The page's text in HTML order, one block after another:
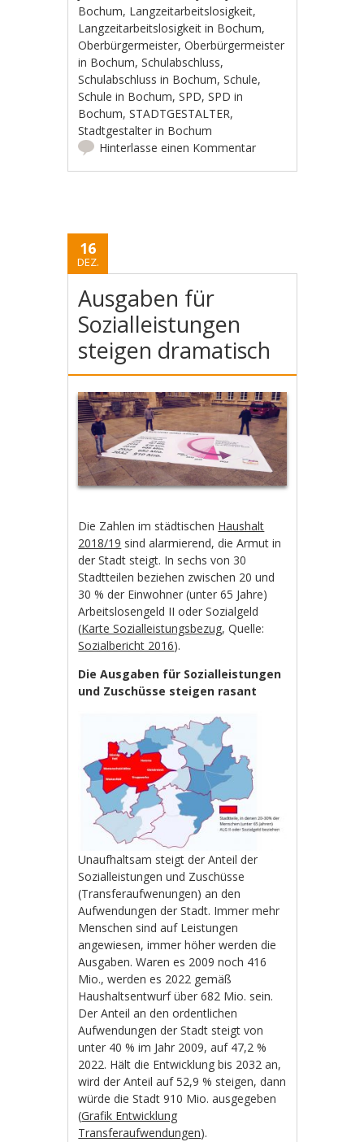
Bochum, Langzeitarbeitslosigkeit,
Langzeitarbeitslosigkeit in Bochum,
Oberbürgermeister,Oberbürgermeister
in Bochum,Schulabschluss,
Schulabschluss in Bochum,Schule,
Schule in Bochum,SPD,SPD in
Bochum,STADTGESTALTER,
Stadtgestalter in Bochum
Hinterlasse einen Kommentar
16
DEZ.
Ausgaben für
Sozialleistungen
steigen dramatisch
Die Zahlen im städtischen Haushalt
2018/19 sind alarmierend, die Armut in
der Stadt steigt. In sechs von 30
Stadtteilen beziehen zwischen 20 und
30 % der Einwohner (unter 65 Jahre)
Arbeitslosengeld II oder Sozialgeld
(Karte Sozialleistungsbezug, Quelle:
Sozialbericht 2016).
Die Ausgaben für Sozialleistungen
und Zuschüsse steigen rasant
Unaufhaltsam steigt der Anteil der
Sozialleistungen und Zuschüsse
(Transferaufwenungen) an den
Aufwendungen der Stadt. Immer mehr
Menschen sind auf Leistungen
angewiesen, immer höher werden die
Ausgaben. Waren es 2009 noch 416
Mio., werden es 2022 gemäß
Haushaltsentwurf über 682 Mio. sein.
Der Anteil an den ordentlichen
Aufwendungen der Stadt steigt von
unter 40 % im Jahr 2009, auf 47,2 %
2022. Hält die Entwicklung bis 2032 an,
wird der Anteil auf 52,9 % steigen, dann
würde die Stadt 910 Mio. ausgegeben
(Grafik Entwicklung
Transferaufwendungen).